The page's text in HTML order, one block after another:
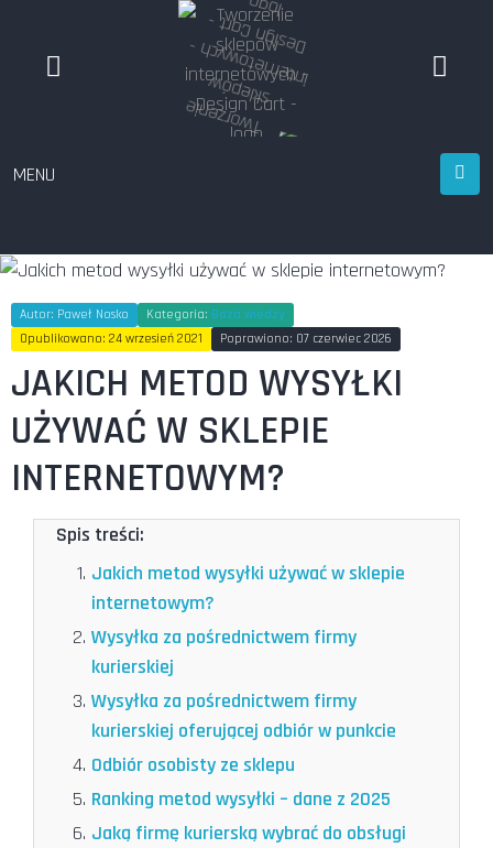
MENU
Autor: Paweł Nosko Kategoria: Baza wiedzy
Opublikowano: 24 wrzesień 2021
Poprawiono: 07 czerwiec 2026
JAKICH METOD WYSYŁKI
UŻYWAĆ W SKLEPIE
INTERNETOWYM?
Spis treści:
Jakich metod wysyłki używać w sklepie
internetowym?
Wysyłka za pośrednictwem firmy
kurierskiej
Wysyłka za pośrednictwem firmy
kurierskiej oferującej odbiór w punkcie
Odbiór osobisty ze sklepu
Ranking metod wysyłki – dane z 2025
Jaką firmę kurierską wybrać do obsługi